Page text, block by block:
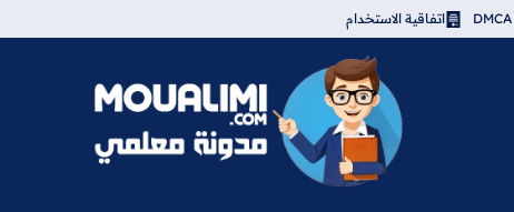
اتفاقية الاستخدام
مدونة معلمي